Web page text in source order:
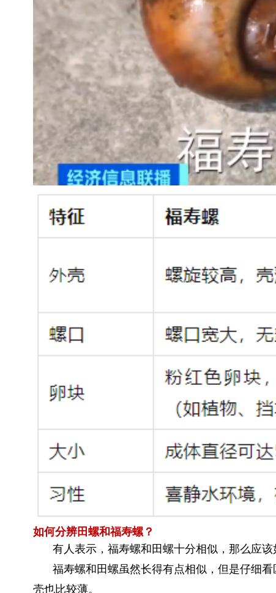
如何分辨田螺和福寿螺？
有人表示，福寿螺和田螺十分相似，那么应该
福寿螺和田螺虽然长得有点相似，但是仔细
壳也比较薄。